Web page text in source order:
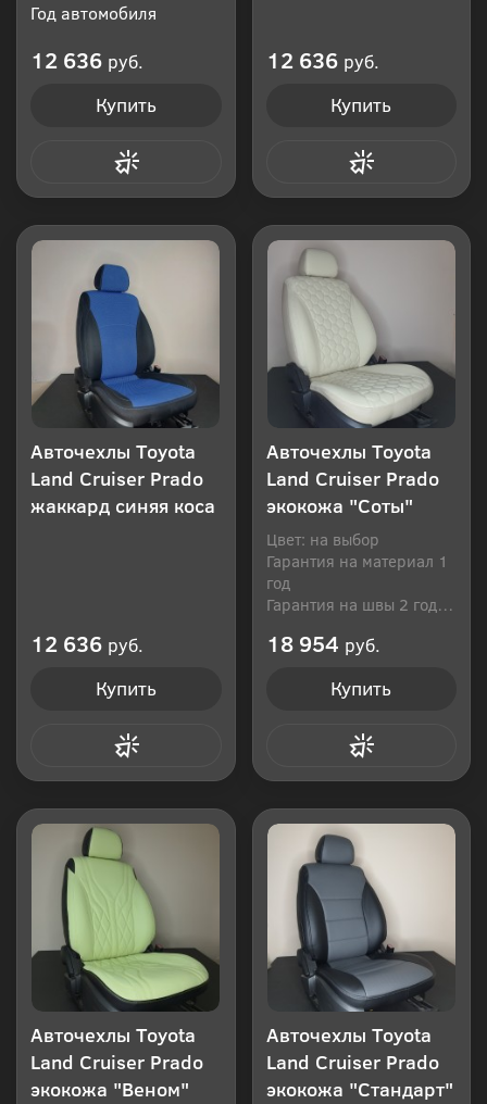
Год автомобиля
12 636 руб.
Купить
12 636 руб.
Купить
Авточехлы Toyota
Land Cruiser Prado
жаккард синяя коса
12 636 руб.
Купить
Авточехлы Toyota
Land Cruiser Prado
экокожа "Соты"
Цвет: на выбор
Гарантия на материал 1
год
Гарантия на швы 2 года
18 954 руб.
Купить
Авточехлы Toyota
Land Cruiser Prado
экокожа "Веном"
Авточехлы Toyota
Land Cruiser Prado
экокожа "Стандарт"